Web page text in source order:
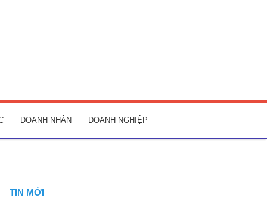
DOANH NHÂN DOANH NGHIỆP
TIN MỚI